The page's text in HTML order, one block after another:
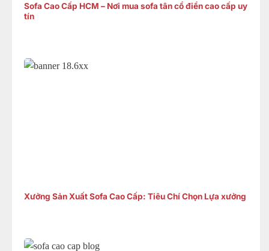
Sofa Cao Cấp HCM – Nơi mua sofa tân cổ điển cao cấp uy
tín
Xưởng Sản Xuất Sofa Cao Cấp: Tiêu Chí Chọn Lựa xưởng